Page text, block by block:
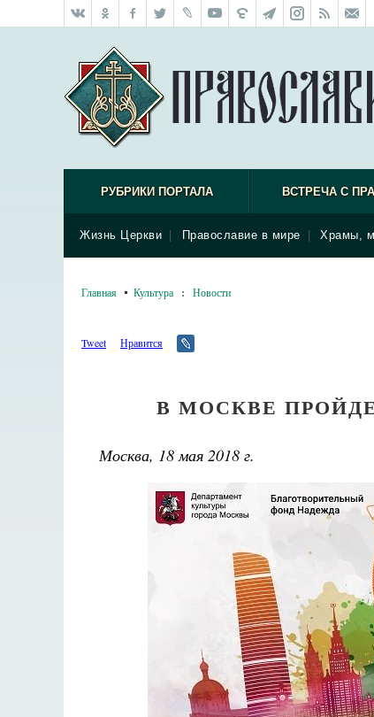
РУБРИКИ ПОРТАЛА ВСТРЕЧА С
Жизнь Церкви Православие в мире Храмы,
Главная Культура : Новости
Tweet Нравится
В МОСКВЕ
Москва, 18 мая 2018 г.